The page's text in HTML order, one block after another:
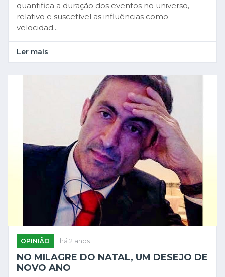
quantifica a duração dos eventos no universo,
relativo e suscetível as influências como
velocidad...
Ler mais
OPINIÃO há 2 anos
NO MILAGRE DO NATAL, UM DESEJO DE
NOVO ANO